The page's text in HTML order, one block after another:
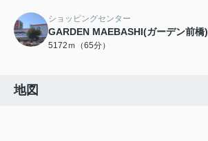
ショッピングセンター
GARDEN MAEBASHI(ガーデン前橋)
5172ｍ（65分）
地図